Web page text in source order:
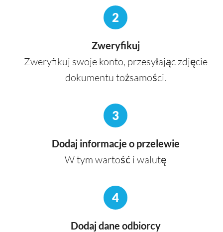
2
Zweryfikuj
Zweryfikuj swoje konto, przesyłając zdjęcie
dokumentu tożsamości.
3
Dodaj informacje o przelewie
W tym wartość i walutę
4
Dodaj dane odbiorcy